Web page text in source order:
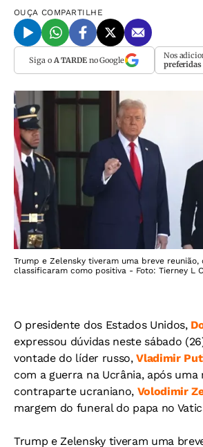
OUÇA COMPARTILHE
Siga o A TARDEno Google Nos
preferidas
Trump e Zelensky tiveram uma breve reunião,
classificaram como positiva - Foto: Tierney L
O presidente dos Estados Unidos,
expressou dúvidas neste sábado
vontade do líder russo,Vladimir
com a guerra na Ucrânia, após uma
contraparte ucraniano,Volodimir
margem do funeral do papa no
Trump e Zelensky tiveram uma